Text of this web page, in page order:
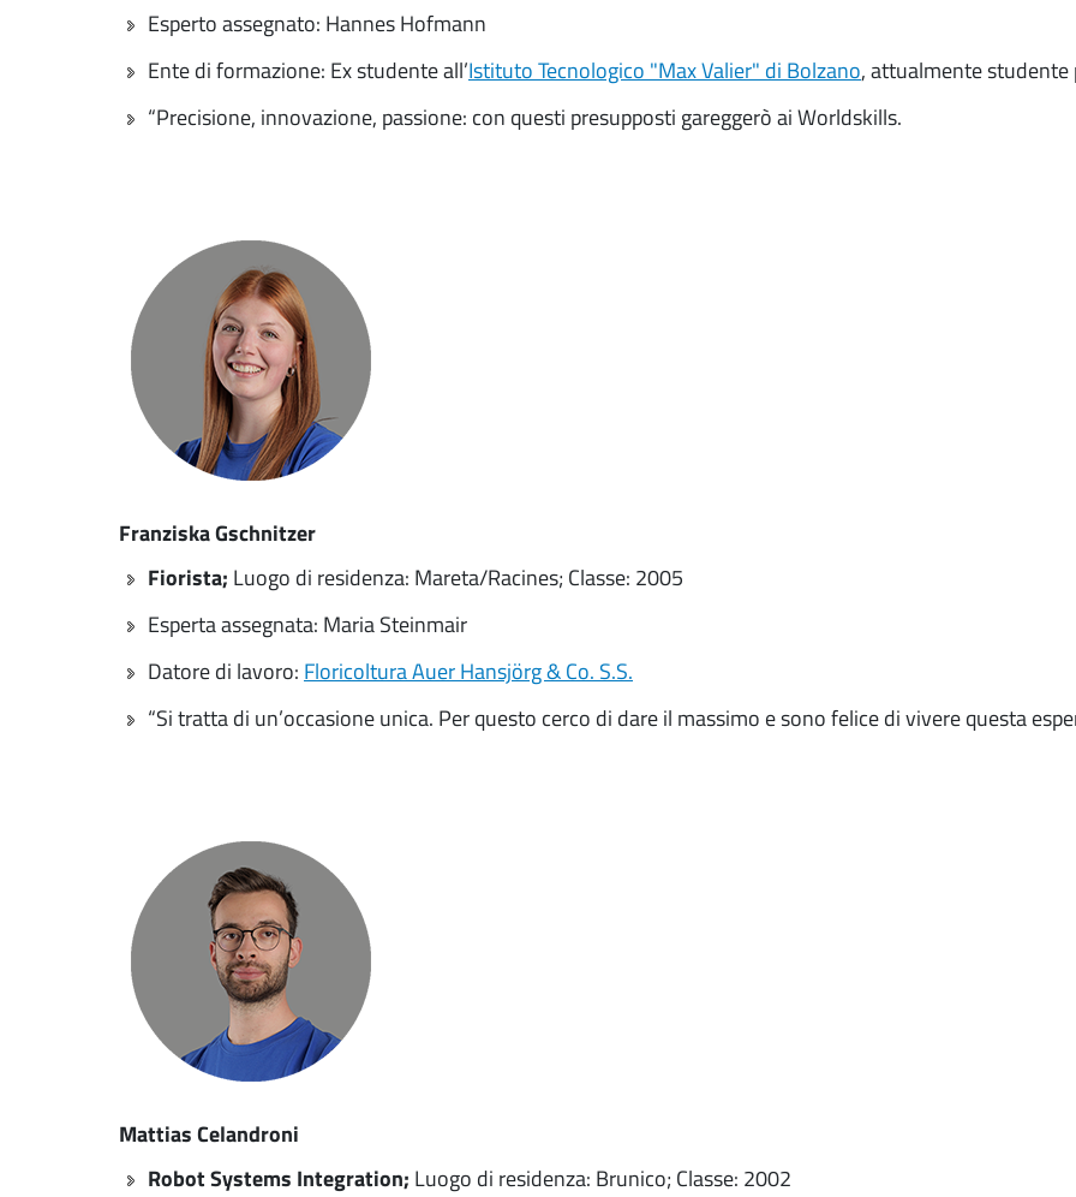
Esperto assegnato: Hannes Hofmann
Ente di formazione: Ex studente all’Istituto Tecnologico "Max Valier" di Bolzano, attualmente studente
“Precisione, innovazione, passione: con questi presupposti gareggerò ai Worldskills.
Franziska Gschnitzer
Fiorista; Luogo di residenza: Mareta/Racines; Classe: 2005
Esperta assegnata: Maria Steinmair
Datore di lavoro: Floricoltura Auer Hansjörg & Co. S.S.
“Si tratta di un’occasione unica. Per questo cerco di dare il massimo e sono felice di vivere questa
Mattias Celandroni
Robot Systems Integration; Luogo di residenza: Brunico; Classe: 2002